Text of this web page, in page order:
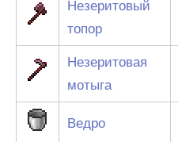
Незеритовый
топор
Незеритовая
мотыга
Ведро